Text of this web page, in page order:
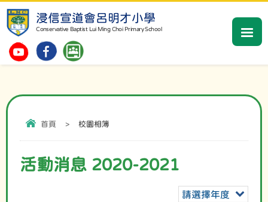
浸信宣道會呂明才小學
Conservative Baptist Lui Ming Choi Primary School
首頁 > 校園相簿
活動消息 2020-2021
請選擇年度